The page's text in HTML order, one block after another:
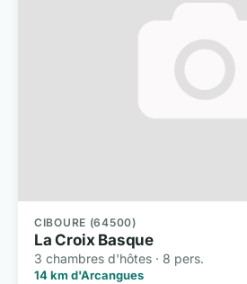
CIBOURE (64500)
La Croix Basque
3 chambres d'hôtes · 8 pers.
14 km d'Arcangues